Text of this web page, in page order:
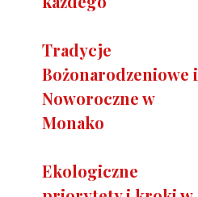
Tradycje
Bożonarodzeniowe i
Noworoczne w
Monako
Ekologiczne